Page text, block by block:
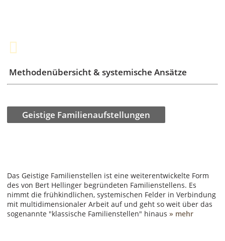
Methodenübersicht & systemische Ansätze
Geistige Familienaufstellungen
Das Geistige Familienstellen ist eine weiterentwickelte Form
des von Bert Hellinger begründeten Familienstellens. Es
nimmt die frühkindlichen, systemischen Felder in Verbindung
mit multidimensionaler Arbeit auf und geht so weit über das
sogenannte "klassische Familienstellen" hinaus» mehr